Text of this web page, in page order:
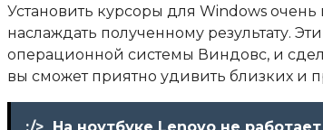
Установить курсоры для Windows
наслаждать полученному результату.
операционной системы Виндовс, и
вы сможет приятно удивить близких и